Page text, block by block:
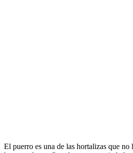
El puerro es una de las hortalizas que no